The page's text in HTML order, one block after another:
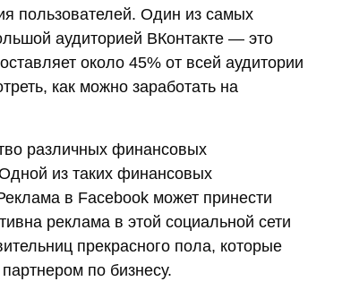
пользователей. Один из самых
аудиторией ВКонтакте — это
около 45% от всей аудитории
как можно заработать на
различных финансовых
из таких финансовых
в Facebook может принести
реклама в этой социальной сети
прекрасного пола, которые
по бизнесу.